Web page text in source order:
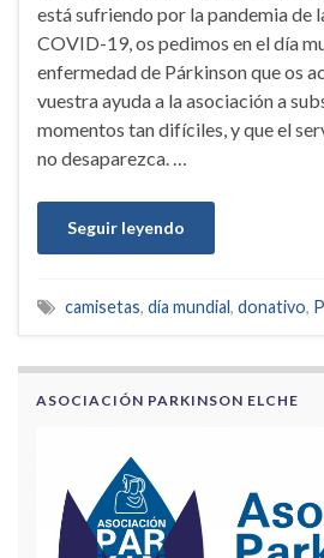
está sufriendo por la pandemia de
COVID-19, os pedimos en el día
enfermedad de Párkinson que os
vuestra ayuda a la asociación a
momentos tan difíciles, y que el
no desaparezca. …
Seguir leyendo
camisetas, día mundial, donativo,
ASOCIACIÓN PARKINSON ELCHE